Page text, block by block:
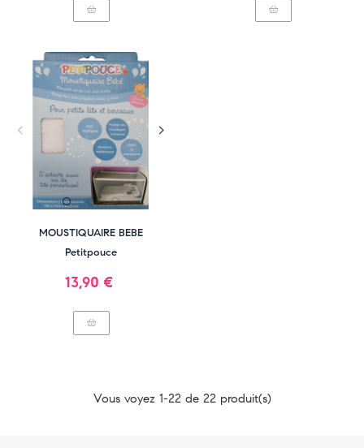
MOUSTIQUAIRE BEBE
Petitpouce
Prix
13,90 €
Vous voyez 1-22 de 22 produit(s)